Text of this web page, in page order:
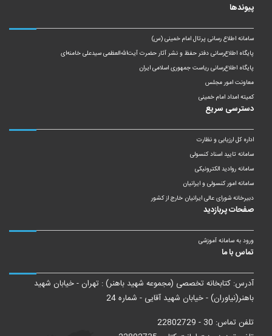
پیوندها
سامانه اطلاع رسانی پرتال امام خمینی (س)
پایگاه اطلاع‌رسانی دفتر حفظ و نشر آثار حضرت آیت‌الله‌العظمی سیدعلی خامنه‌ای
پایگاه اطلاع‌رسانی ریاست‌ جمهوری اسلامی ایران
معاونت امور مجلس
کمیته امداد امام خمینی
دسترسی سریع
اداره کل ارزیابی و نظارت
سامانه تایید اسناد کنسولی
سامانه روادید الکترونیکی
سامانه امور کنسولی و ایرانیان
دبیرخانه شورای عالی ایرانیان خارج از کشور
صفحات پربازدید
ورود به سامانه آموزشی
تماس با ما
آدرس: کتابخانه تخصصی (مجموعه شهید باهنر) : تهران - خیابان شهید
باهنر(نیاوران) - خیابان شهید آقایی - شماره 24
تلفن تماس: 30 - 22802729